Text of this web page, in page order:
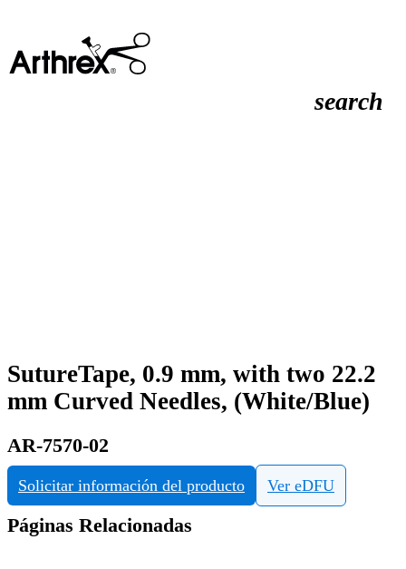
search
SutureTape, 0.9 mm, with two 22.2
mm Curved Needles, (White/Blue)
AR-7570-02
Solicitar información del producto Ver eDFU
Páginas Relacionadas